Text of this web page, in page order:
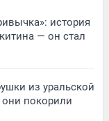
история
— он стал
из уральской
они покорили